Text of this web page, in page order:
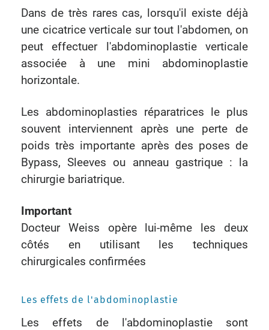
Dans de très rares cas, lorsqu'il existe déjà
une cicatrice verticale sur tout l'abdomen, on
peut effectuer l'abdominoplastie verticale
associée à une mini abdominoplastie
horizontale.
Les abdominoplasties réparatrices le plus
souvent interviennent après une perte de
poids très importante après des poses de
Bypass, Sleeves ou anneau gastrique : la
chirurgie bariatrique.
Important
Docteur Weiss opère lui-même les deux
côtés en utilisant les techniques
chirurgicales confirmées
Les effets de l'abdominoplastie
Les effets de l'abdominoplastie sont